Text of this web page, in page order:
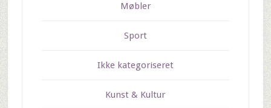
Møbler
Sport
Ikke kategoriseret
Kunst & Kultur